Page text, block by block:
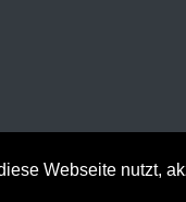
Webseite nutzt,